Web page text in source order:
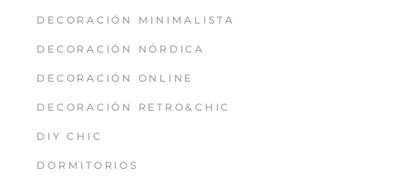
DECORACIÓN MINIMALISTA
DECORACIÓN NÓRDICA
DECORACIÓN ONLINE
DECORACIÓN RETRO&CHIC
DIY CHIC
DORMITORIOS